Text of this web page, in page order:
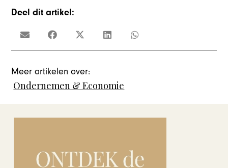
Deel dit artikel:
Meer artikelen over:
Ondernemen & Economie